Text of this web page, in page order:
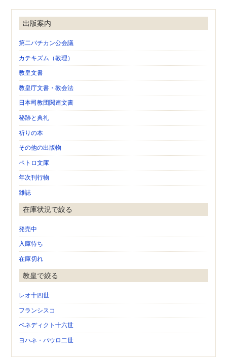
出版案内
第二バチカン公会議
カテキズム（教理）
教皇文書
教皇庁文書・教会法
日本司教団関連文書
秘跡と典礼
祈りの本
その他の出版物
ペトロ文庫
年次刊行物
雑誌
在庫状況で絞る
発売中
入庫待ち
在庫切れ
教皇で絞る
レオ十四世
フランシスコ
ベネディクト十六世
ヨハネ・パウロ二世